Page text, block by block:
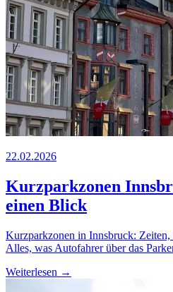
22.02.2026
Kurzparkzonen
einen Blick
Kurzparkzonen in Innsbruck:
Alles, was Autofahrer über das
Weiterlesen →